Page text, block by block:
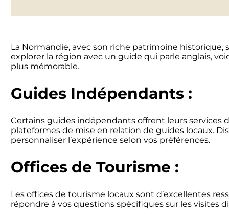
La Normandie, avec son riche patrimoine
explorer la région avec un guide qui parle anglais,
plus mémorable.
Guides Indépendants :
Certains guides indépendants offrent leurs services
plateformes de mise en relation de guides locaux.
personnaliser l’expérience selon vos préférences.
Offices de Tourisme :
Les offices de tourisme locaux sont d’excellentes
répondre à vos questions spécifiques sur les visites